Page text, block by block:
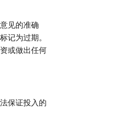
见的准确
记为过期。
或做出任何
保证投入的